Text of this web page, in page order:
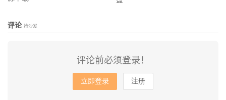
评论 抢沙发
评论前必须登录！
立即登录 注册